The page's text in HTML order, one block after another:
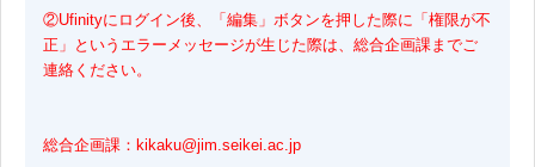
②Ufinityにログイン後、「編集」ボタンを押した際に「権限が不
正」というエラーメッセージが生じた際は、総合企画課までご
連絡ください。
総合企画課：kikaku@jim.seikei.ac.jp